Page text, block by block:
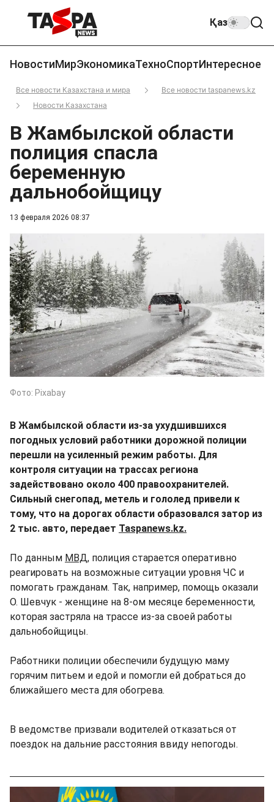
Қаз
НовостиМирЭкономикаТехноСпортИнтересное
Все новости Казахстана и мира
Все новости taspanews.kz
Новости Казахстана
13 февраля 2026 08:37
В Жамбылской области
полиция спасла
беременную
дальнобойщицу
Фото: Pixabay
В Жамбылской области из-за ухудшившихся
погодных условий работники дорожной полиции
перешли на усиленный режим работы. Для
контроля ситуации на трассах региона
задействовано около 400 правоохранителей.
Сильный снегопад, метель и гололед привели к
тому, что на дорогах области образовался затор из
2 тыс. авто, передает Taspanews.kz.
По данным МВД, полиция старается оперативно
реагировать на возможные ситуации уровня ЧС и
помогать гражданам. Так, например, помощь оказали
О. Шевчук - женщине на 8-ом месяце беременности,
которая застряла на трассе из-за своей работы
дальнобойщицы.
Работники полиции обеспечили будущую маму
горячим питьем и едой и помогли ей добраться до
ближайшего места для обогрева.
В ведомстве призвали водителей отказаться от
поездок на дальние расстояния ввиду непогоды.